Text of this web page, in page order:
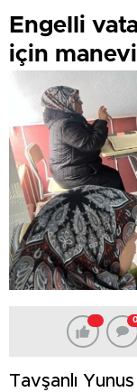
Engelli
için
0
Tavşanlı